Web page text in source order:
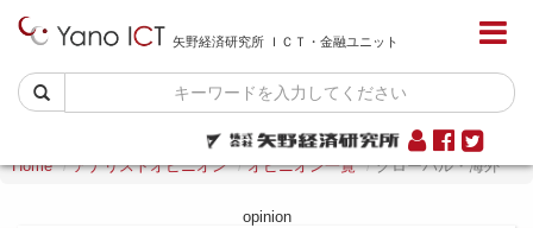
矢野経済研究所 ＩＣＴ・金融ユニット
Home アナリストオピニオン オピニオン一覧 グローバル・海外
opinion